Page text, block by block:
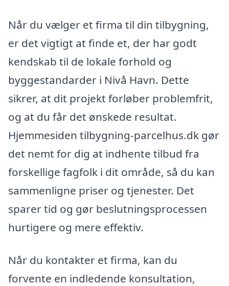
Når du vælger et firma til din tilbygning,
er det vigtigt at finde et, der har godt
kendskab til de lokale forhold og
byggestandarder i Nivå Havn. Dette
sikrer, at dit projekt forløber problemfrit,
og at du får det ønskede resultat.
Hjemmesiden tilbygning-parcelhus.dk gør
det nemt for dig at indhente tilbud fra
forskellige fagfolk i dit område, så du kan
sammenligne priser og tjenester. Det
sparer tid og gør beslutningsprocessen
hurtigere og mere effektiv.
Når du kontakter et firma, kan du
forvente en indledende konsultation,